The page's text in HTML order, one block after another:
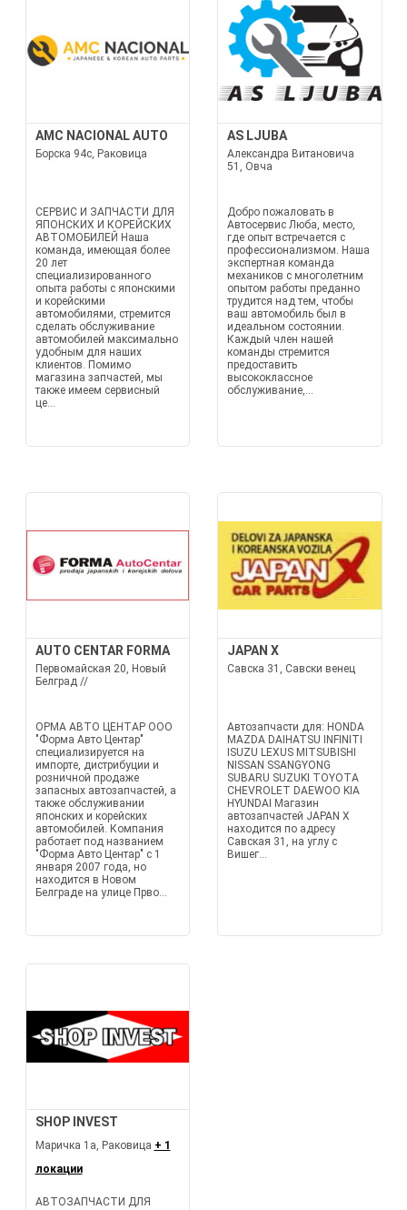
AMC NACIONAL AUTO
Борска 94с, Раковица
СЕРВИС И ЗАПЧАСТИ ДЛЯ
ЯПОНСКИХ И КОРЕЙСКИХ
АВТОМОБИЛЕЙ Наша
команда, имеющая более
20 лет
специализированного
опыта работы с японскими
и корейскими
автомобилями, стремится
сделать обслуживание
автомобилей максимально
удобным для наших
клиентов. Помимо
магазина запчастей, мы
также имеем сервисный
це...
AS LJUBA
Александра Витановича
51, Овча
Добро пожаловать в
Автосервис Люба, место,
где опыт встречается с
профессионализмом. Наша
экспертная команда
механиков с многолетним
опытом работы преданно
трудится над тем, чтобы
ваш автомобиль был в
идеальном состоянии.
Каждый член нашей
команды стремится
предоставить
высококлассное
обслуживание,...
AUTO CENTAR FORMA
Первомайская 20, Новый
Белград //
ОРМА АВТО ЦЕНТАР ООО
"Форма Авто Центар"
специализируется на
импорте, дистрибуции и
розничной продаже
запасных автозапчастей, а
также обслуживании
японских и корейских
автомобилей. Компания
работает под названием
"Форма Авто Центар" с 1
января 2007 года, но
находится в Новом
Белграде на улице Прво...
JAPAN X
Савска 31, Савски венец
Автозапчасти для: HONDA
MAZDA DAIHATSU INFINITI
ISUZU LEXUS MITSUBISHI
NISSAN SSANGYONG
SUBARU SUZUKI TOYOTA
CHEVROLET DAEWOO KIA
HYUNDAI Магазин
автозапчастей JAPAN X
находится по адресу
Савская 31, на углу с
Вишег...
SHOP INVEST
Маричка 1а, Раковица + 1
локации
АВТОЗАПЧАСТИ ДЛЯ